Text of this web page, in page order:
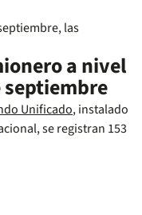
las
a nivel
septiembre
Unificado, instalado
se registran 153